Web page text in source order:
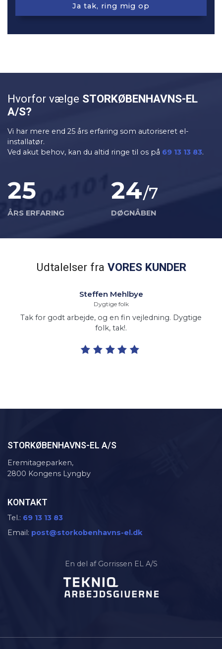
Hvorfor vælge STOR​KØBENHAVNS-EL
A/S?
Vi har mere end 25 års erfaring som autoriseret el-
installatør.
Ved akut behov, kan du altid ringe til os på 69 13 13 83.
25
ÅRS ERFARING
24/7
DØGNÅBEN
Udtalelser fra VORES KUNDER
Steffen Mehlbye
Dygtige folk
Tak for godt arbejde, og en fin vejledning. Dygtige
folk, tak!.
STOR​KØBENHAVNS-EL A/S
Eremitageparken,
2800 Kongens Lyngby
KONTAKT
Tel.: 69 13 13 83
Email: post@storkobenhavns-el.dk
En del af Gorrissen EL A/S